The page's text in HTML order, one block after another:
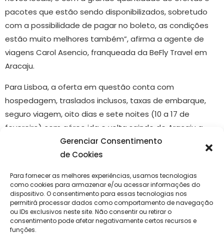
Gerenciar Consentimento
de Cookies
Para fornecer as melhores experiências, usamos tecnologias
como cookies para armazenar e/ou acessar informações do
dispositivo. O consentimento para essas tecnologias nos
permitirá processar dados como comportamento de navegação
ou IDs exclusivos neste site. Não consentir ou retirar o
consentimento pode afetar negativamente certos recursos e
funções.
pacotes que estão sendo disponibilizados, sobretudo
com a possibilidade de pagar no boleto, as condições
estão muito melhores também”, afirma a agente de
viagens Carol Asencio, franqueada da BeFly Travel em
Aracaju.
Para Lisboa, a oferta em questão conta com
hospedagem, traslados inclusos, taxas de embarque,
seguro viagem, oito dias e sete noites (10 a 17 de
fevereiro) com aéreo ida e volta saindo de Aracaju a
partir de 10x de R$1.125,00. Para Orlando, são 11 dias e 10
noites (8 a 18 de fevereiro) com as mesmas condições e
seis dias e cinco noites (14 a 19 de fevereiro), também
com as mesmas condições e a partir de 12x de
R$337,00.
Visando mais informações sobre esse e outros serviços,